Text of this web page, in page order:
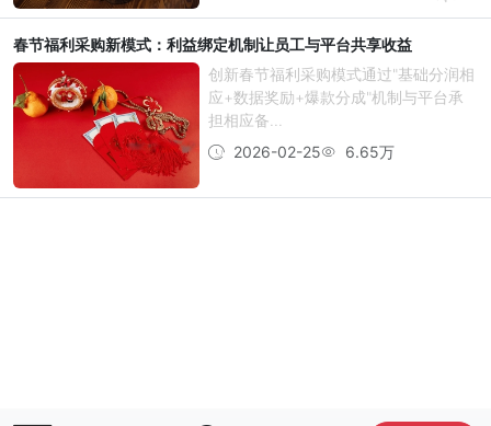
春节福利采购新模式：利益绑定机制让员工与平台共享收益
创新春节福利采购模式通过"基础分润相
应+数据奖励+爆款分成"机制与平台承
担相应备...
2026-02-25
6.65万